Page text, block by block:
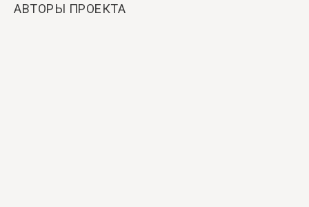
АВТОРЫ ПРОЕКТА